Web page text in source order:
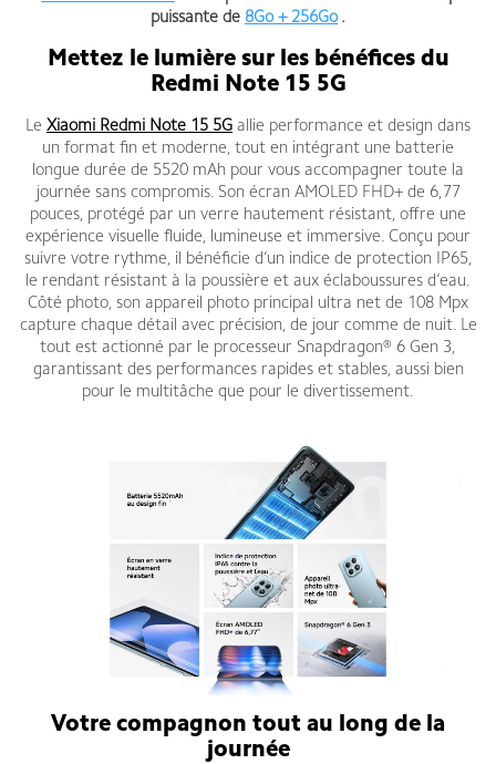
puissante de 8Go + 256Go.
Mettez le lumière sur les bénéfices du
Redmi Note 15 5G
Le Xiaomi Redmi Note 15 5G allie performance et design dans
un format fin et moderne, tout en intégrant une batterie
longue durée de 5520 mAh pour vous accompagner toute la
journée sans compromis. Son écran AMOLED FHD+ de 6,77
pouces, protégé par un verre hautement résistant, offre une
expérience visuelle fluide, lumineuse et immersive. Conçu pour
suivre votre rythme, il bénéficie d’un indice de protection IP65,
le rendant résistant à la poussière et aux éclaboussures d’eau.
Côté photo, son appareil photo principal ultra net de 108 Mpx
capture chaque détail avec précision, de jour comme de nuit. Le
tout est actionné par le processeur Snapdragon® 6 Gen 3,
garantissant des performances rapides et stables, aussi bien
pour le multitâche que pour le divertissement.
Votre compagnon tout au long de la
journée